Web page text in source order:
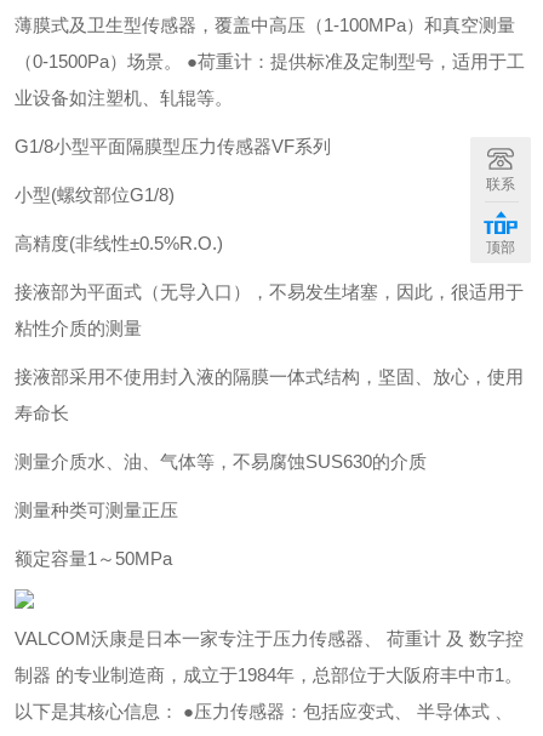
薄膜式及卫生型传感器，覆盖中高压（1-100MPa）和真空测量
（0-1500Pa）场景。 ●荷重计：提供标准及定制型号，适用于工
业设备如注塑机、轧辊等。
G1/8小型平面隔膜型压力传感器VF系列
小型(螺纹部位G1/8)
高精度(非线性±0.5%R.O.)
接液部为平面式（无导入口），不易发生堵塞，因此，很适用于
粘性介质的测量
接液部采用不使用封入液的隔膜一体式结构，坚固、放心，使用
寿命长
测量介质水、油、气体等，不易腐蚀SUS630的介质
测量种类可测量正压
额定容量1～50MPa
VALCOM沃康是日本一家专注于压力传感器、 荷重计 及 数字控
制器 的专业制造商，成立于1984年，总部位于大阪府丰中市1。
以下是其核心信息： ●压力传感器：包括应变式、 半导体式 、
联系
顶部